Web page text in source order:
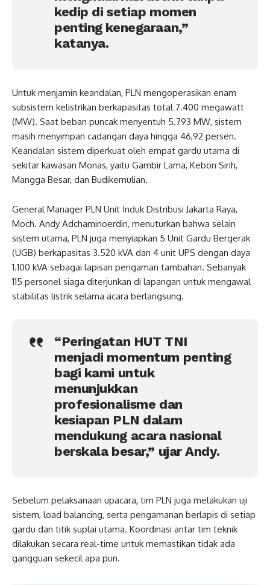
kedip di setiap momen
penting kenegaraan,”
katanya.
Untuk menjamin keandalan, PLN mengoperasikan enam
subsistem kelistrikan berkapasitas total 7.400 megawatt
(MW). Saat beban puncak menyentuh 5.793 MW, sistem
masih menyimpan cadangan daya hingga 46,92 persen.
Keandalan sistem diperkuat oleh empat gardu utama di
sekitar kawasan Monas, yaitu Gambir Lama, Kebon Sirih,
Mangga Besar, dan Budikemulian.
General Manager PLN Unit Induk Distribusi Jakarta Raya,
Moch. Andy Adchaminoerdin, menuturkan bahwa selain
sistem utama, PLN juga menyiapkan 5 Unit Gardu Bergerak
(UGB) berkapasitas 3.520 kVA dan 4 unit UPS dengan daya
1.100 kVA sebagai lapisan pengaman tambahan. Sebanyak
115 personel siaga diterjunkan di lapangan untuk mengawal
stabilitas listrik selama acara berlangsung.
“Peringatan HUT TNI
menjadi momentum penting
bagi kami untuk
menunjukkan
profesionalisme dan
kesiapan PLN dalam
mendukung acara nasional
berskala besar,” ujar Andy.
Sebelum pelaksanaan upacara, tim PLN juga melakukan uji
sistem, load balancing, serta pengamanan berlapis di setiap
gardu dan titik suplai utama. Koordinasi antar tim teknik
dilakukan secara real-time untuk memastikan tidak ada
gangguan sekecil apa pun.